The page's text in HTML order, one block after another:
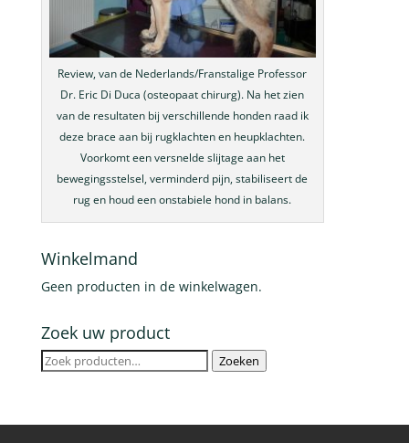
Review, van de Nederlands/Franstalige Professor
Dr. Eric Di Duca (osteopaat chirurg). Na het zien
van de resultaten bij verschillende honden raad ik
deze brace aan bij rugklachten en heupklachten.
Voorkomt een versnelde slijtage aan het
bewegingsstelsel, verminderd pijn, stabiliseert de
rug en houd een onstabiele hond in balans.
Winkelmand
Geen producten in de winkelwagen.
Zoek uw product
Zoeken
Zoeken